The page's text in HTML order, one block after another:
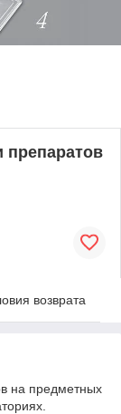
препаратов
возврата
на предметных